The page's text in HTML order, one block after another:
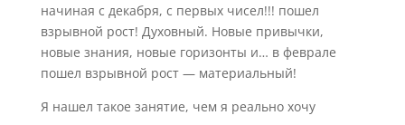
начиная с декабря, с первых чисел!!! пошел
взрывной рост! Духовный. Новые привычки,
новые знания, новые горизонты и… в феврале
пошел взрывной рост — материальный!
Я нашел такое занятие, чем я реально хочу